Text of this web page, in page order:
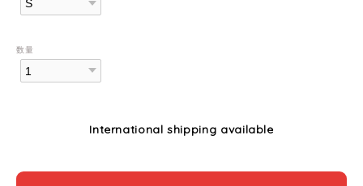
数量
International shipping available